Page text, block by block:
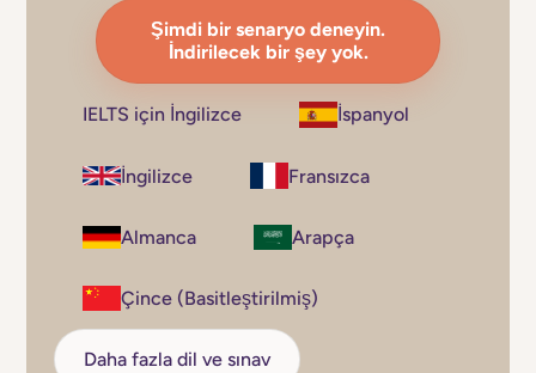
Şimdi bir senaryo deneyin.
İndirilecek bir şey yok.
IELTS için İngilizce İspanyol
İngilizce Fransızca
Almanca Arapça
Çince (Basitleştirilmiş)
Daha fazla dil ve sınav